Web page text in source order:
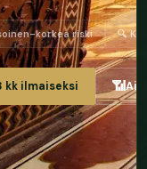
korkea riski 🔍
kk ilmaiseksi 📶